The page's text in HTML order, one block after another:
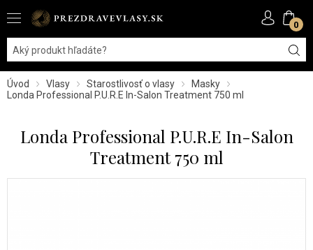
0
Úvod Vlasy Starostlivosť o vlasy
Masky
Londa Professional P.U.R.E In-Salon Treatment 750 ml
Londa Professional P.U.R.E In-Salon
Treatment 750 ml